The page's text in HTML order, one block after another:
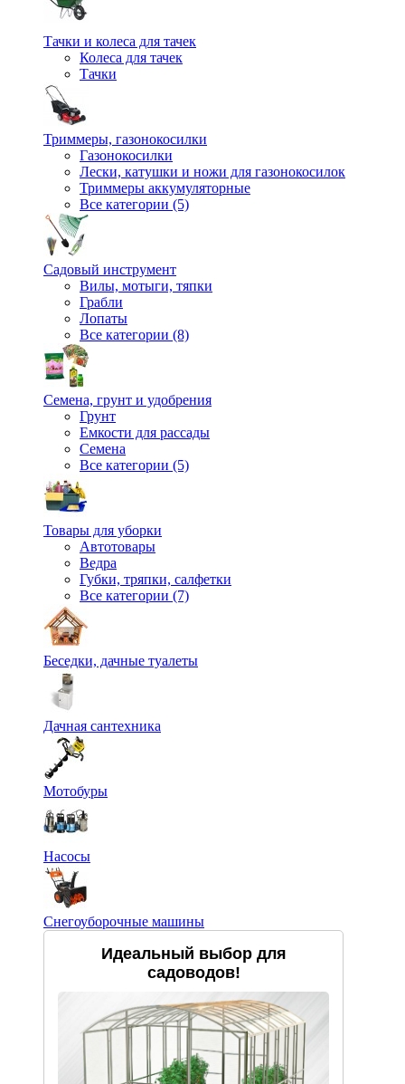
Тачки и колеса для тачек
Колеса для тачек
Тачки
Триммеры, газонокосилки
Газонокосилки
Лески, катушки и ножи для газонокосилок
Триммеры аккумуляторные
Все категории (5)
Садовый инструмент
Вилы, мотыги, тяпки
Грабли
Лопаты
Все категории (8)
Семена, грунт и удобрения
Грунт
Емкости для рассады
Семена
Все категории (5)
Товары для уборки
Автотовары
Ведра
Губки, тряпки, салфетки
Все категории (7)
Беседки, дачные туалеты
Дачная сантехника
Мотобуры
Насосы
Снегоуборочные машины
Идеальный выбор для
садоводов!